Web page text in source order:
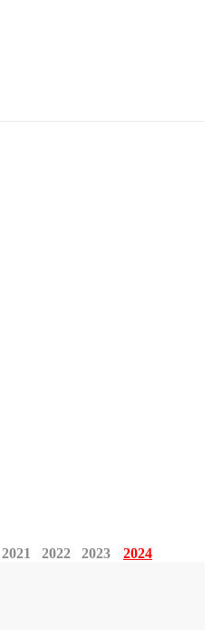
2021 2022 2023 2024